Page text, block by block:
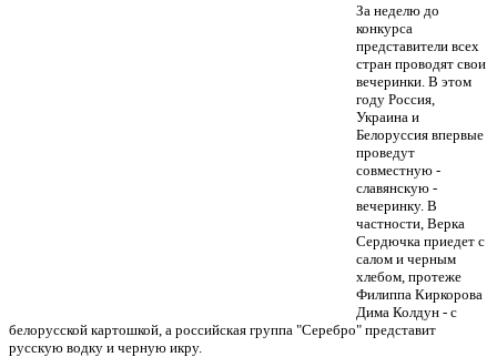
За неделю до
конкурса
представители всех
стран проводят свои
вечеринки. В этом
году Россия,
Украина и
Белоруссия впервые
проведут
совместную -
славянскую -
вечеринку. В
частности, Верка
Сердючка приедет с
салом и черным
хлебом, протеже
Филиппа Киркорова
Дима Колдун - с
белорусской картошкой, а российская группа "Серебро" представит
русскую водку и черную икру.